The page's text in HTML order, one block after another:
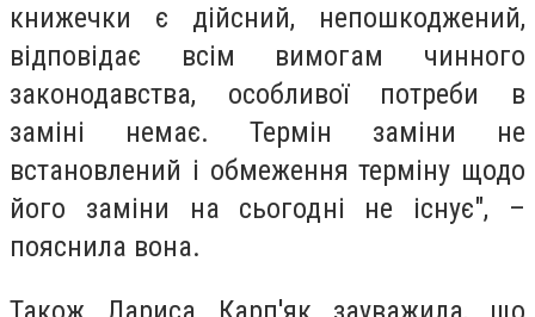
книжечки є дійсний, непошкоджений,
відповідає всім вимогам чинного
законодавства, особливої потреби в
заміні немає. Термін заміни не
встановлений і обмеження терміну щодо
його заміни на сьогодні не існує", –
пояснила вона.